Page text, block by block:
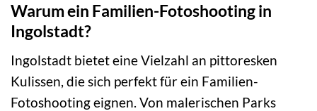
Warum ein Familien-Fotoshooting in
Ingolstadt?
Ingolstadt bietet eine Vielzahl an pittoresken
Kulissen, die sich perfekt für ein Familien-
Fotoshooting eignen. Von malerischen Parks